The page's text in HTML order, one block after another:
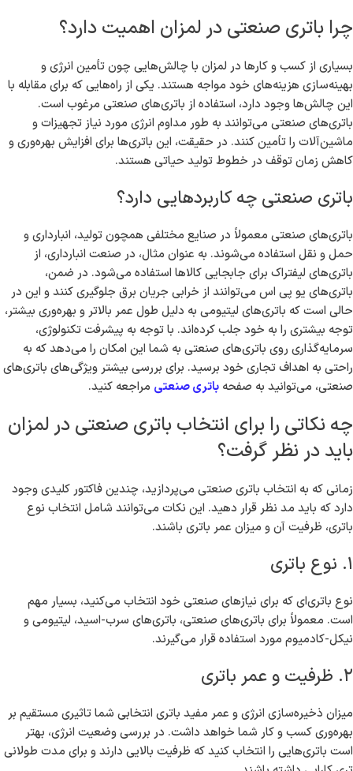
چرا باتری صنعتی در لمزان اهمیت دارد؟
بسیاری از کسب و کارها در لمزان با چالش‌هایی چون تأمین انرژی و
بهینه‌سازی هزینه‌های خود مواجه هستند. یکی از راه‌هایی که برای مقابله با
این چالش‌ها وجود دارد، استفاده از باتری‌های صنعتی مرغوب است.
باتری‌های صنعتی می‌توانند به طور مداوم انرژی مورد نیاز تجهیزات و
ماشین‌آلات را تأمین کنند. در حقیقت، این باتری‌ها برای افزایش بهره‌وری و
کاهش زمان توقف در خطوط تولید حیاتی هستند.
باتری صنعتی چه کاربردهایی دارد؟
باتری‌های صنعتی معمولاً در صنایع مختلفی همچون تولید، انبارداری و
حمل و نقل استفاده می‌شوند. به عنوان مثال، در صنعت انبارداری، از
باتری‌های لیفتراک برای جابجایی کالاها استفاده می‌شود. در ضمن،
باتری‌های یو پی اس می‌توانند از خرابی جریان برق جلوگیری کنند و این در
حالی است که باتری‌های لیتیومی به دلیل طول عمر بالاتر و بهره‌وری بیشتر،
توجه بیشتری را به خود جلب کرده‌اند. با توجه به پیشرفت تکنولوژی،
سرمایه‌گذاری روی باتری‌های صنعتی به شما این امکان را می‌دهد که به
راحتی به اهداف تجاری خود برسید. برای بررسی بیشتر ویژگی‌های باتری‌های
صنعتی، می‌توانید به صفحه باتری صنعتی مراجعه کنید.
چه نکاتی را برای انتخاب باتری صنعتی در لمزان
باید در نظر گرفت؟
زمانی که به انتخاب باتری صنعتی می‌پردازید، چندین فاکتور کلیدی وجود
دارد که باید مد نظر قرار دهید. این نکات می‌توانند شامل انتخاب نوع
باتری، ظرفیت آن و میزان عمر باتری باشند.
۱. نوع باتری
نوع باتری‌ای که برای نیازهای صنعتی خود انتخاب می‌کنید، بسیار مهم
است. معمولاً برای باتری‌های صنعتی، باتری‌های سرب-اسید، لیتیومی و
نیكل-کادمیوم مورد استفاده قرار می‌گیرند.
۲. ظرفیت و عمر باتری
میزان ذخیره‌سازی انرژی و عمر مفید باتری انتخابی شما تاثیری مستقیم بر
بهره‌وری کسب و کار شما خواهد داشت. در بررسی وضعیت انرژی، بهتر
است باتری‌هایی را انتخاب کنید که ظرفیت بالایی دارند و برای مدت طولانی